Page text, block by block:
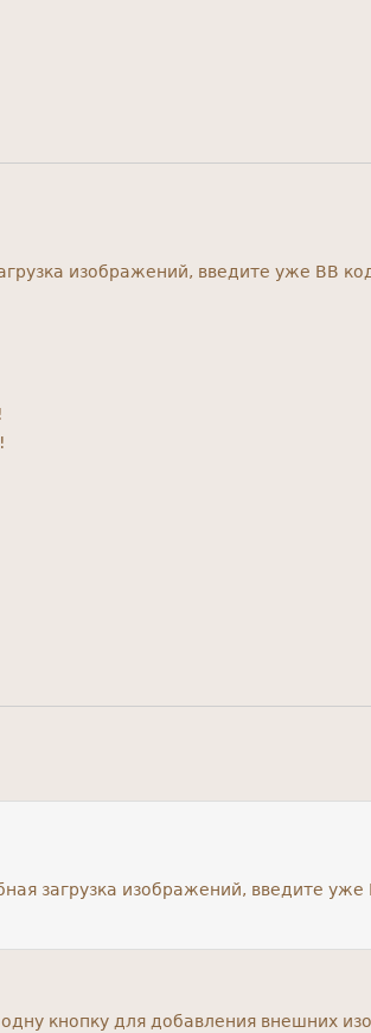
изображений, введите уже BB
загрузка изображений, введите уже
кнопку для добавления внешних